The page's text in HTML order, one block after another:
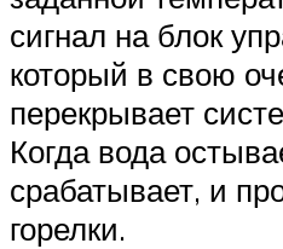
сигнал на блок
который в свою
перекрывает
Когда вода
срабатывает, и
горелки.